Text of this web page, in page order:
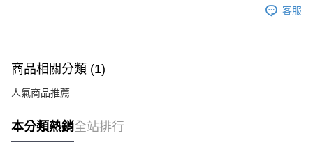
客服
商品相關分類 (1)
人氣商品推薦
本分類熱銷全站排行